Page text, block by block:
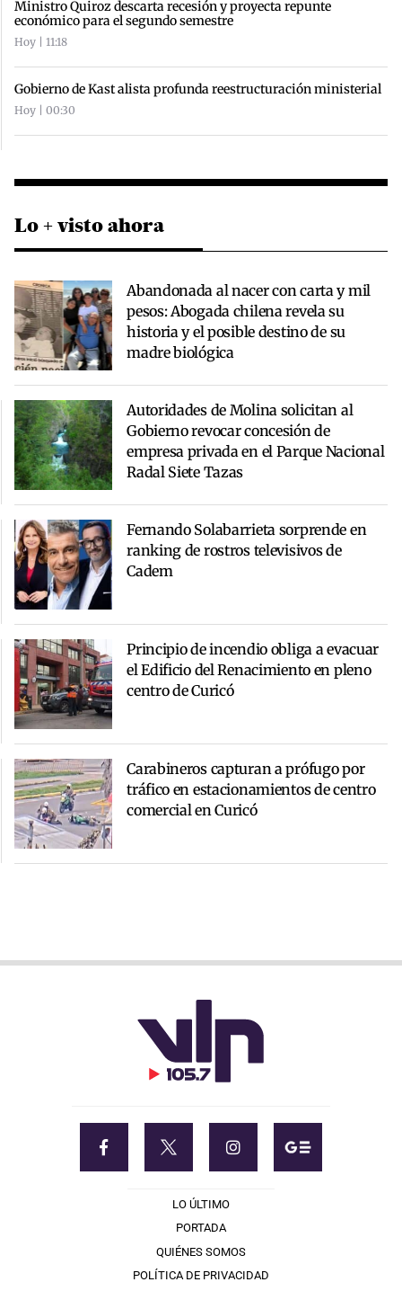
Ministro Quiroz descarta recesión y proyecta repunte
económico para el segundo semestre
Hoy | 11:18
Gobierno de Kast alista profunda reestructuración ministerial
Hoy | 00:30
Lo + visto ahora
Abandonada al nacer con carta y mil
pesos: Abogada chilena revela su
historia y el posible destino de su
madre biológica
Autoridades de Molina solicitan al
Gobierno revocar concesión de
empresa privada en el Parque Nacional
Radal Siete Tazas
Fernando Solabarrieta sorprende en
ranking de rostros televisivos de
Cadem
Principio de incendio obliga a evacuar
el Edificio del Renacimiento en pleno
centro de Curicó
Carabineros capturan a prófugo por
tráfico en estacionamientos de centro
comercial en Curicó
LO ÚLTIMO
PORTADA
QUIÉNES SOMOS
POLÍTICA DE PRIVACIDAD